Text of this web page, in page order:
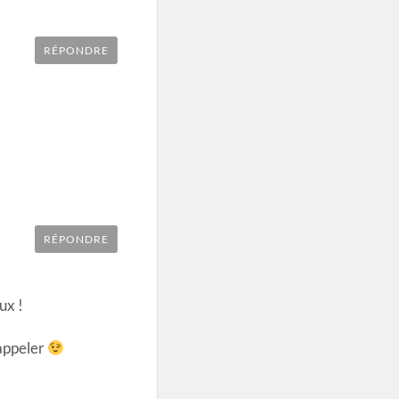
RÉPONDRE
RÉPONDRE
!